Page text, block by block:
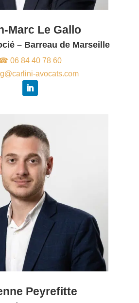
Marc Le Gallo
– Barreau de Marseille
06 84 40 78 60
avocats.com
Peyrefitte